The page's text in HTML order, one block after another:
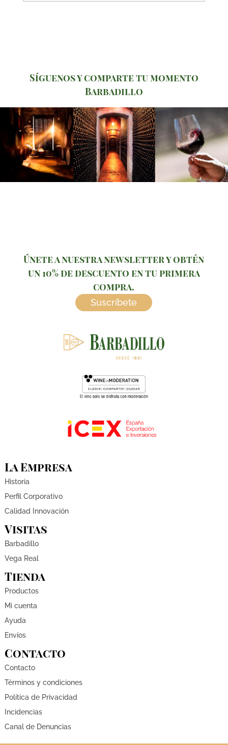
Síguenos y comparte tu momento
Barbadillo
Únete a nuestra newsletter y obtén
un 10% de descuento en tu primera
compra.
Suscríbete
La Empresa
Historia
Perfil Corporativo
Calidad Innovación
Visitas
Barbadillo
Vega Real
Tienda
Productos
Mi cuenta
Ayuda
Envíos
Contacto
Contacto
Términos y condiciones
Política de Privacidad
Incidencias
Canal de Denuncias